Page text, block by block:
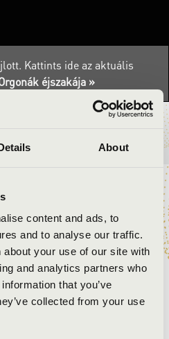
About
content and ads, to
and to analyse our traffic.
your use of our site with
and analytics partners who
that you’ve
collected from your use
Kattints ide az aktuális
éjszakája »
re, mi ,fa, sol, la”, FbWV